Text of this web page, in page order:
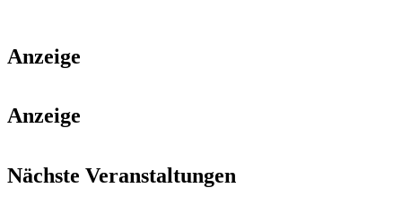
Anzeige
Anzeige
Nächste Veranstaltungen